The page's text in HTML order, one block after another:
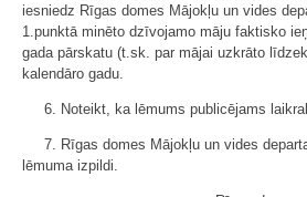
iesniedz Rīgas domes Mājokļu un vides
1.punktā minēto dzīvojamo māju faktisko
gada pārskatu (t.sk. par mājai uzkrāto
kalendāro gadu.
6. Noteikt, ka lēmums publicējams
7. Rīgas domes Mājokļu un vides
lēmuma izpildi.